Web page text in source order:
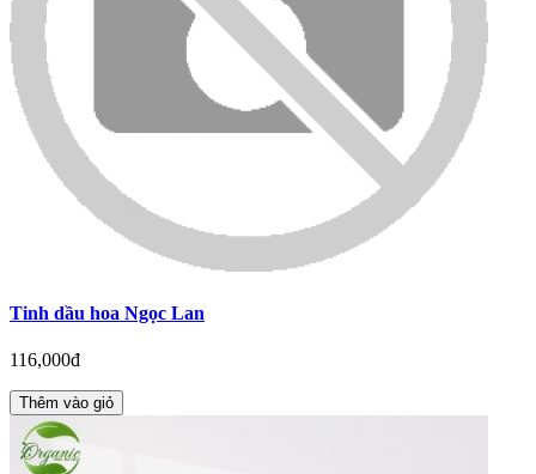
Tinh dầu hoa Ngọc Lan
116,000đ
Thêm vào giỏ